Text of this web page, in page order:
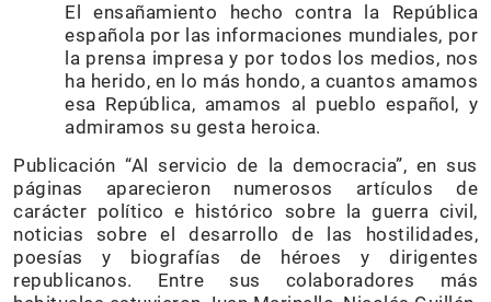
El ensañamiento hecho contra la República
española por las informaciones mundiales, por
la prensa impresa y por todos los medios, nos
ha herido, en lo más hondo, a cuantos amamos
esa República, amamos al pueblo español, y
admiramos su gesta heroica.
Publicación “Al servicio de la democracia”, en sus
páginas aparecieron numerosos artículos de
carácter político e histórico sobre la guerra civil,
noticias sobre el desarrollo de las hostilidades,
poesías y biografías de héroes y dirigentes
republicanos. Entre sus colaboradores más